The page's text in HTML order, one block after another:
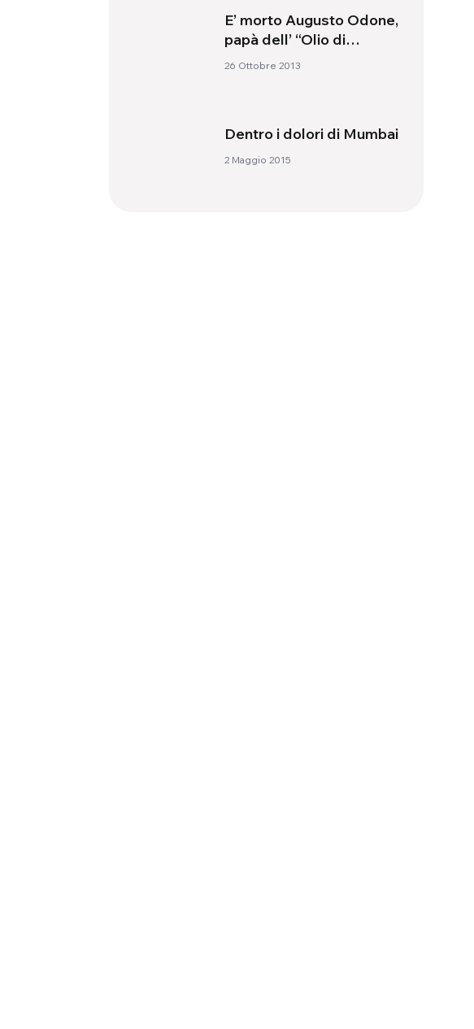
E’ morto Augusto Odone,
papà dell’ “Olio di
Lorenzo”
26 Ottobre 2013
Dentro i dolori di Mumbai
2 Maggio 2015